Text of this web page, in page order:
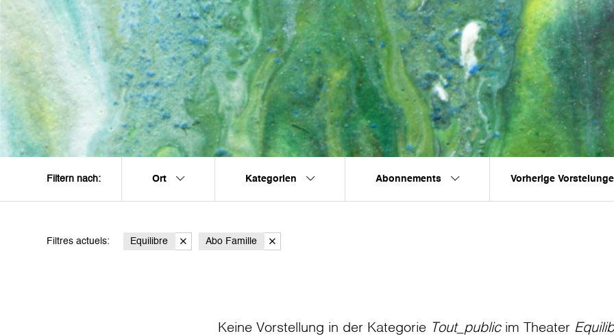
Filtern nach: Ort Kategorien Abonnements Vorherige
Filtres actuels: Equilibre Abo Famille
Keine Vorstellung in der Kategorie Tout_publicim Theater